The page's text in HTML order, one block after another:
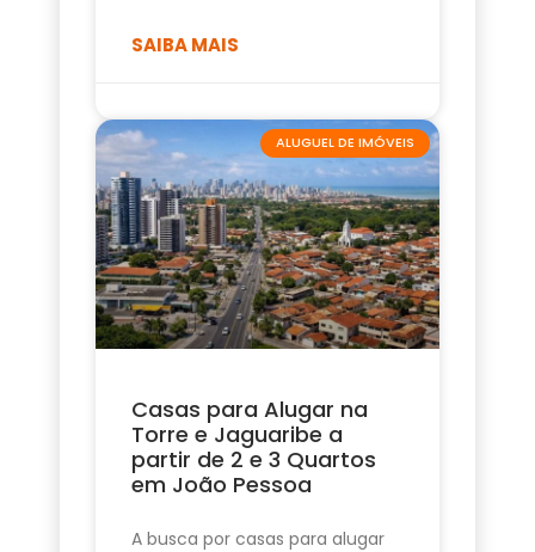
SAIBA MAIS
ALUGUEL DE IMÓVEIS
Casas para Alugar na
Torre e Jaguaribe a
partir de 2 e 3 Quartos
em João Pessoa
A busca por casas para alugar